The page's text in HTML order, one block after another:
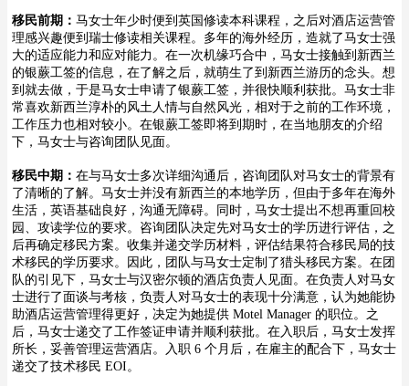
移民前期： 马女士年少时便到英国修读本科课程，之后对酒店运营管
理感兴趣便到瑞士修读相关课程。多年的海外经历，造就了马女士强
大的适应能力和应对能力。在一次机缘巧合中，马女士接触到新西兰
的银蕨工签的信息，在了解之后，就萌生了到新西兰游历的念头。想
到就去做，于是马女士申请了银蕨工签，并很快顺利获批。马女士非
常喜欢新西兰淳朴的风土人情与自然风光，相对于之前的工作环境，
工作压力也相对较小。在银蕨工签即将到期时，在当地朋友的介绍
下，马女士与咨询团队见面。
移民中期： 在与马女士多次详细沟通后，咨询团队对马女士的背景有
了清晰的了解。马女士并没有新西兰的本地学历，但由于多年在海外
生活，英语基础良好，沟通无障碍。同时，马女士提出不想再重回校
园、攻读学位的要求。咨询团队决定先对马女士的学历进行评估，之
后再确定移民方案。收集并递交学历材料，评估结果符合移民局的技
术移民的学历要求。因此，团队与马女士定制了猎头移民方案。在团
队的引见下，马女士与汉密尔顿的酒店负责人见面。在负责人对马女
士进行了面谈与考核，负责人对马女士的表现十分满意，认为她能协
助酒店运营管理得更好，决定为她提供 Motel Manager 的职位。之
后，马女士递交了工作签证申请并顺利获批。在入职后，马女士发挥
所长，妥善管理运营酒店。入职 6 个月后，在雇主的配合下，马女士
递交了技术移民 EOI。